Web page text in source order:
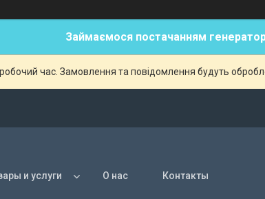
Займаємося постачанням
час. Замовлення та повідомлення будуть
и услуги О нас Контакты